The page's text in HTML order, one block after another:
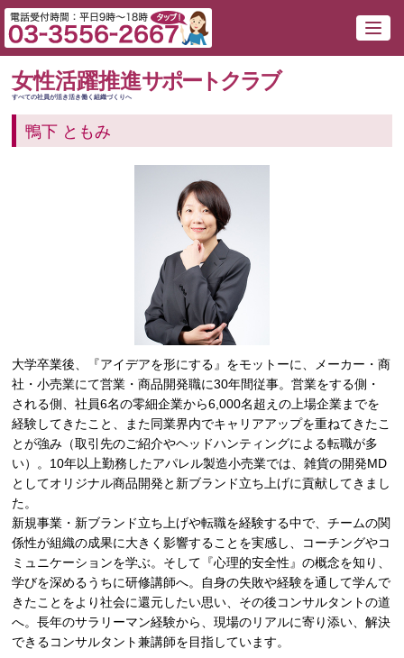
女性活躍推進サポートクラブ
すべての社員が活き活き働く組織づくりへ
鴨下 ともみ
大学卒業後、『アイデアを形にする』をモットーに、メーカー・商
社・小売業にて営業・商品開発職に30年間従事。営業をする側・
される側、社員6名の零細企業から6,000名超えの上場企業までを
経験してきたこと、また同業界内でキャリアアップを重ねてきたこ
とが強み（取引先のご紹介やヘッドハンティングによる転職が多
い）。10年以上勤務したアパレル製造小売業では、雑貨の開発MD
としてオリジナル商品開発と新ブランド立ち上げに貢献してきまし
た。
新規事業・新ブランド立ち上げや転職を経験する中で、チームの関
係性が組織の成果に大きく影響することを実感し、コーチングやコ
ミュニケーションを学ぶ。そして『心理的安全性』の概念を知り、
学びを深めるうちに研修講師へ。自身の失敗や経験を通して学んで
きたことをより社会に還元したい思い、その後コンサルタントの道
へ。長年のサラリーマン経験から、現場のリアルに寄り添い、解決
できるコンサルタント兼講師を目指しています。